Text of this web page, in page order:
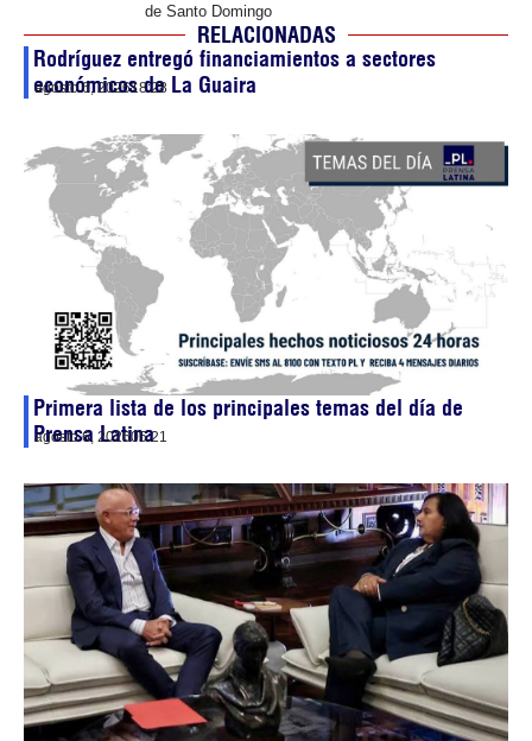
de Santo Domingo
RELACIONADAS
Rodríguez entregó financiamientos a sectores
económicos de La Guaira
agosto 6, 202618:28
Primera lista de los principales temas del día de
Prensa Latina
agosto 6, 202605:21